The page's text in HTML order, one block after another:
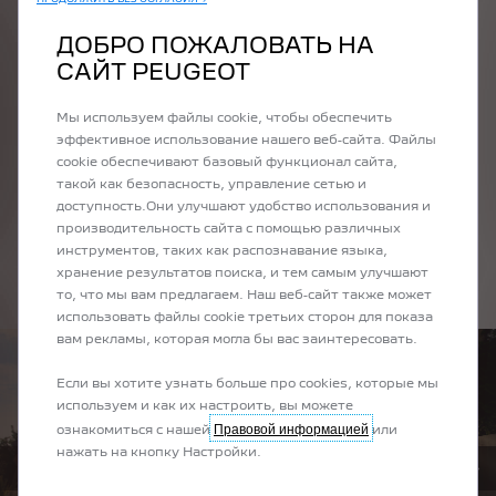
СУЩЕСТВУЕТ МНОЖЕСТВО
ПРИЧИН ДЛЯ
ПЕРЕХОДА НА
ЭЛЕКТРИЧЕСТВО
Каждый электромобиль Peugeot питается от литий-
ионного аккумулятора. Благодаря удивительной
экономичности, нулевым выбросам C02 и низким
эксплуатационным расходам наша линейка
электромобилей PEUGEOT обещает эмоционально
заряженное вождение.
ПРЕДЫДУЩИЙ
ДОБРО ПОЖАЛОВАТЬ НА
САЙТ PEUGEOT
Мы используем файлы cookie, чтобы обеспечить
эффективное использование нашего веб-сайта. Файлы
cookie обеспечивают базовый функционал сайта,
такой как безопасность, управление сетью и
доступность.Они улучшают удобство использования и
производительность сайта с помощью различных
инструментов, таких как распознавание языка,
хранение результатов поиска, и тем самым улучшают
то, что мы вам предлагаем. Наш веб-сайт также может
использовать файлы cookie третьих сторон для показа
вам рекламы, которая могла бы вас заинтересовать.
Если вы хотите узнать больше про cookies, которые мы
используем и как их настроить, вы можете
ознакомиться с нашей Правовой информацией или
нажать на кнопку Настройки.